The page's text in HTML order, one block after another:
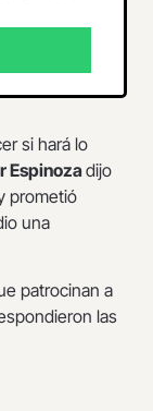
si hará lo
Espinoza dijo
prometió
una
patrocinan a
las